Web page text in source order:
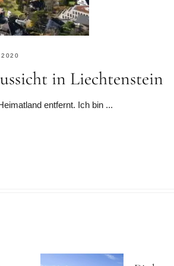
2020
in Liechtenstein
entfernt. Ich bin ...